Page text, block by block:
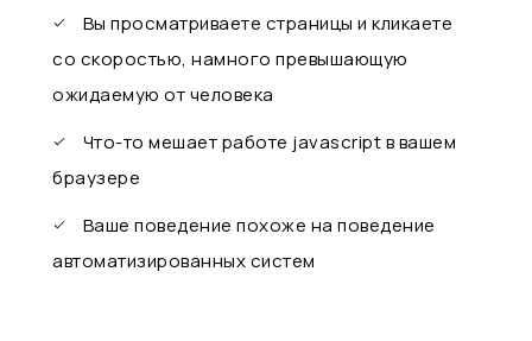
Вы просматриваете страницы и кликаете
со скоростью, намного превышающую
ожидаемую от человека
Что-то мешает работе javascript в вашем
браузере
Ваше поведение похоже на поведение
автоматизированных систем